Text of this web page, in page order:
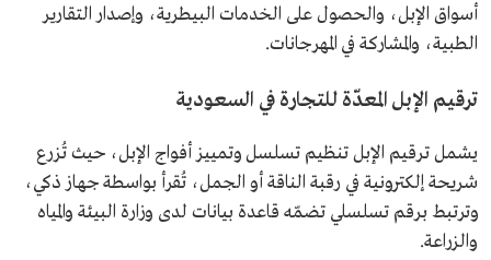
أسواق الإبل، والحصول على الخدمات البيطرية، وإصدار التقارير
الطبية، والمشاركة في المهرجانات.
ترقيم الإبل المعدّة للتجارة في السعودية
يشمل ترقيم الإبل تنظيم تسلسل وتمييز أفواج الإبل، حيث تُزرع
شريحة إلكترونية في رقبة الناقة أو الجمل، تُقرأ بواسطة جهاز ذكي،
وترتبط برقم تسلسلي تضمّه قاعدة بيانات لدى وزارة البيئة والمياه
والزراعة.